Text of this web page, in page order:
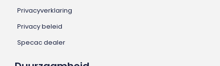
Privacyverklaring
Privacy beleid
Specac dealer